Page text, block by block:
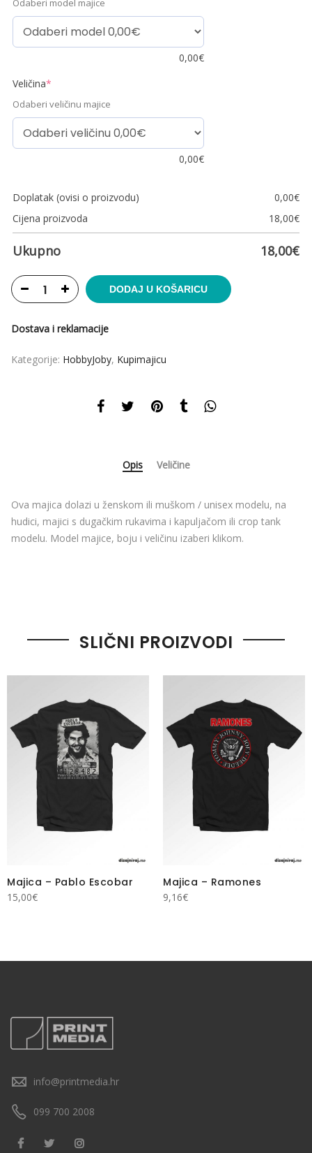
Odaberi model majice
0,00€
Veličina*
Odaberi veličinu majice
0,00€
Doplatak (ovisi o proizvodu) 0,00€
Cijena proizvoda
18,00€
Ukupno 18,00€
DODAJ U KOŠARICU
Dostava i reklamacije
Kategorije: HobbyJoby, Kupimajicu
Opis Veličine
Ova majica dolazi u ženskom ili muškom / unisex modelu, na
hudici, majici s dugačkim rukavima i kapuljačom ili crop tank
modelu. Model majice, boju i veličinu izaberi klikom.
SLIČNI PROIZVODI
Majica – Pablo Escobar
15,00€
Majica – Ramones
9,16€
info@printmedia.hr
099 700 2008